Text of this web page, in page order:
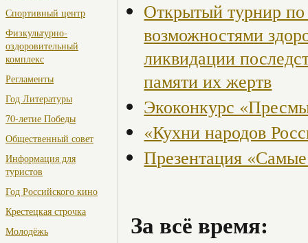
Спортивный центр
Физкультурно-
оздоровительный
комплекс
Регламенты
Год Литературы
70-летие Победы
Общественный совет
Информация для
туристов
Год Российского кино
Крестецкая строчка
Молодёжь
Открытый турнир
возможностями
ликвидации
памяти их жертв
Экоконкурс
«Кухни народов
Презентация
За всё время: